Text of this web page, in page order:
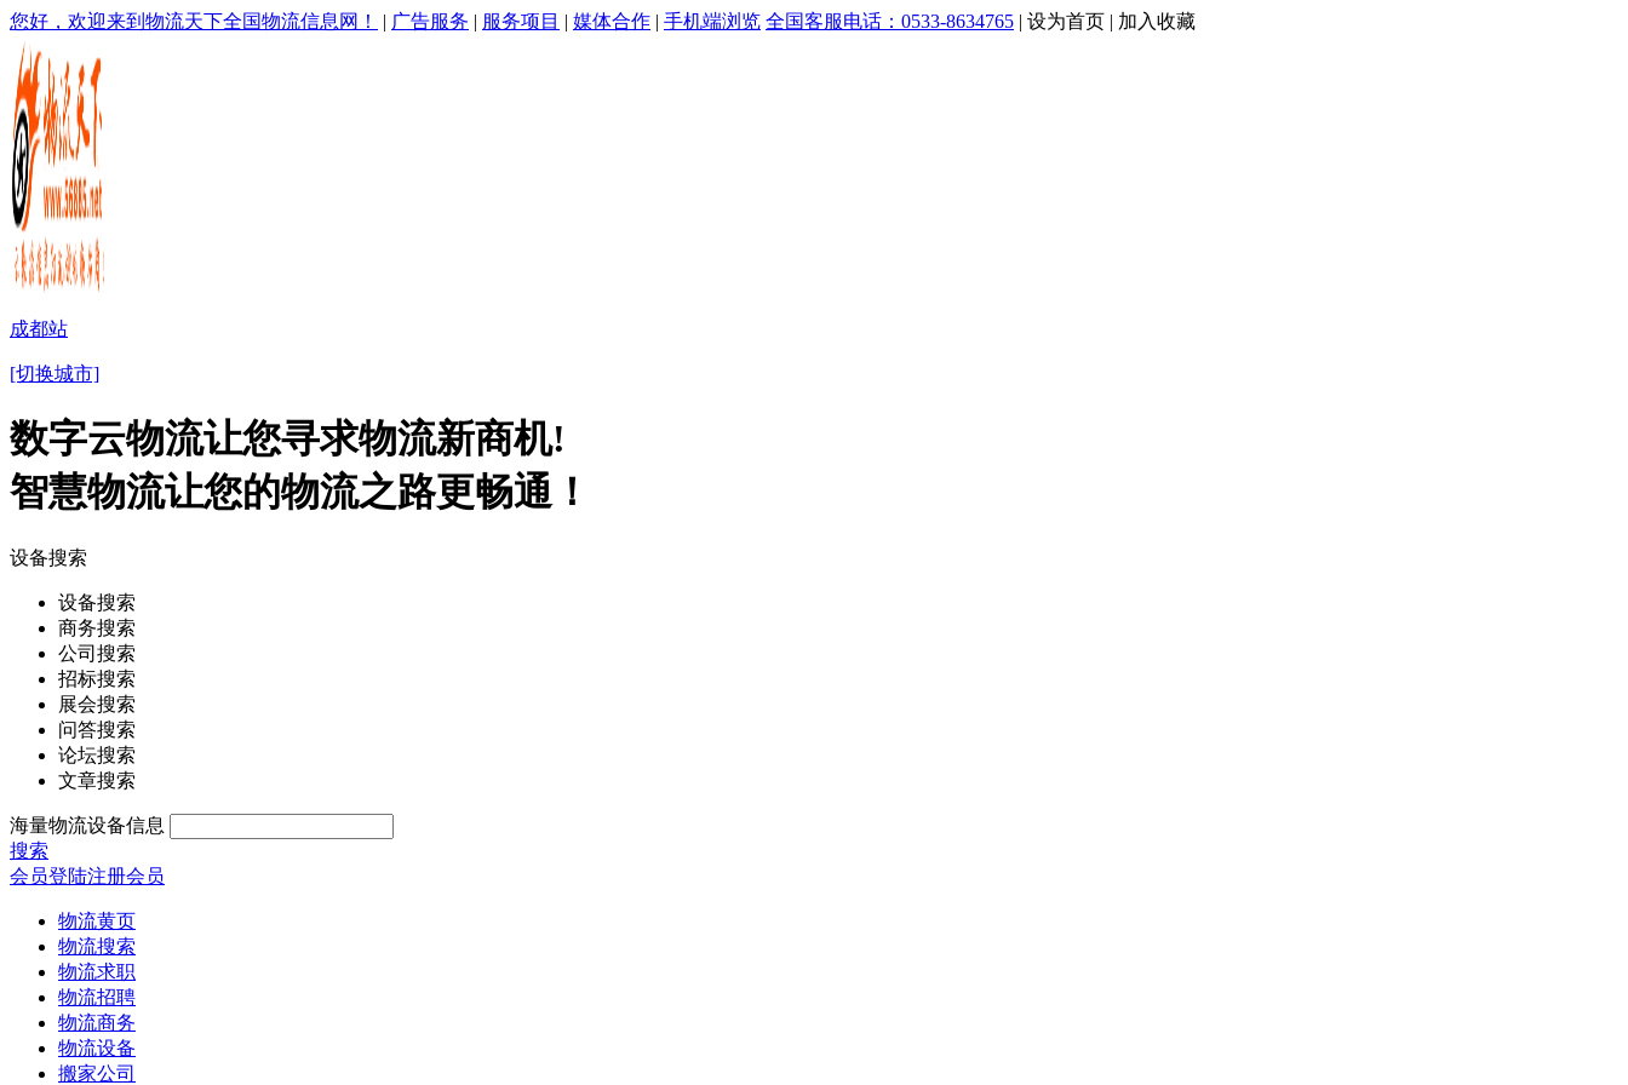
您好，欢迎来到物流天下全国物流信息网！ | 广告服务 | 服务项目 | 媒体合作 | 手机端浏览 全国客服电话：0533-8634765 | 设为首页 | 加入收藏
成都站
[切换城市]
数字云物流让您寻求物流新商机!
智慧物流让您的物流之路更畅通！
设备搜索
设备搜索
商务搜索
公司搜索
招标搜索
展会搜索
问答搜索
论坛搜索
文章搜索
海量物流设备信息
搜索
会员登陆注册会员
物流黄页
物流搜索
物流求职
物流招聘
物流商务
物流设备
搬家公司